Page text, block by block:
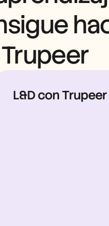
L&D con Trupeer